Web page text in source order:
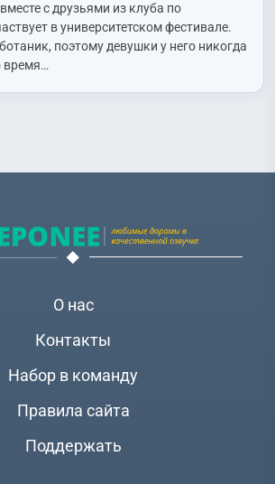
с друзьями из клуба по
в университетском фестивале.
поэтому девушки у него никогда
время…
О нас
Контакты
Набор в команду
Правила сайта
Поддержать